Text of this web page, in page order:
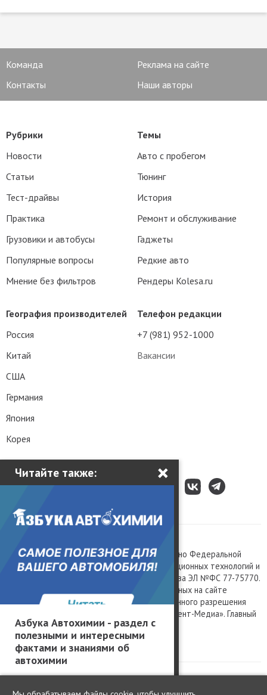
Читайте также: ×
Азбука Автохимии - раздел с
полезными и интересными
фактами и знаниями об
автохимии
Команда
Реклама на сайте
Контакты
Наши авторы
Телефон редакции
+7 (981) 952-1000
Вакансии
Рубрики
Новости
Статьи
Тест-драйвы
Практика
Грузовики и автобусы
Популярные вопросы
Мнение без фильтров
Темы
Авто с пробегом
Тюнинг
История
Ремонт и обслуживание
Гаджеты
Редкие авто
Рендеры Kolesa.ru
География производителей
Россия
Китай
США
Германия
Япония
Корея
Сетевое издание «Kolesa.ru», зарегистрировано Федеральной
службой по надзору в сфере связи, информационных технологий и
массовых коммуникаций, номер свидетельства ЭЛ №ФС 77-75770.
Любое использование материалов, размещенных на сайте
www.kolesa.ru, допускается только с письменного разрешения
правообладателя. Учредитель ООО «Президент-Медиа». Главный
редактор Баландин М.А. 0+
Политика конфиденциальности